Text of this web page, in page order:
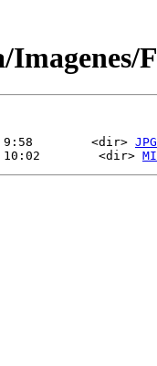
9:58        <dir> JPG
10:02        <dir>